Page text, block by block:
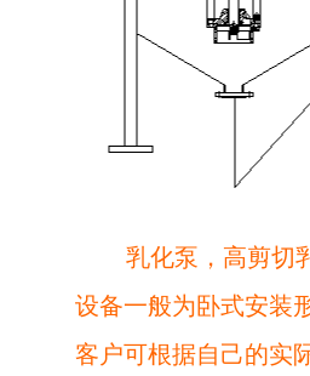
乳化泵，高剪切
设备一般为卧式安装
客户可根据自己的实